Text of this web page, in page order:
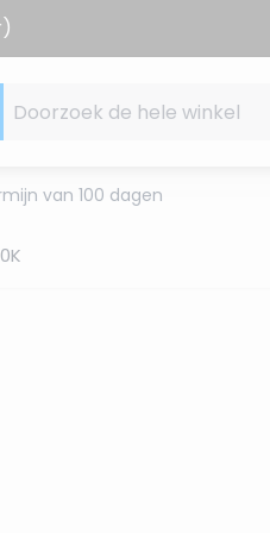
van 100 dagen